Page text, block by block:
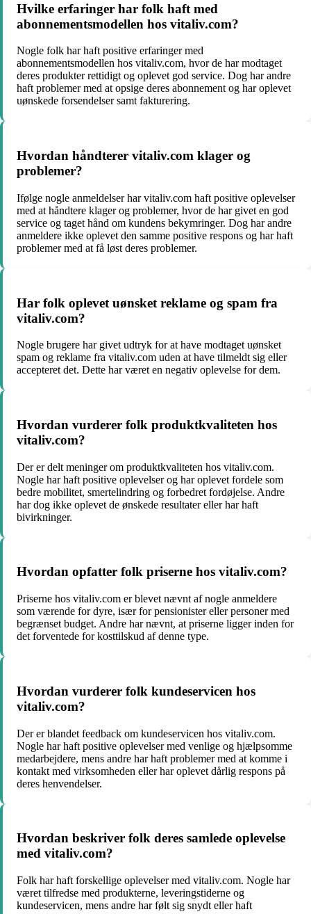
Hvilke erfaringer har folk haft med
abonnementsmodellen hos vitaliv.com?
Nogle folk har haft positive erfaringer med
abonnementsmodellen hos vitaliv.com, hvor de har modtaget
deres produkter rettidigt og oplevet god service. Dog har andre
haft problemer med at opsige deres abonnement og har oplevet
uønskede forsendelser samt fakturering.
Hvordan håndterer vitaliv.com klager og
problemer?
Ifølge nogle anmeldelser har vitaliv.com haft positive oplevelser
med at håndtere klager og problemer, hvor de har givet en god
service og taget hånd om kundens bekymringer. Dog har andre
anmeldere ikke oplevet den samme positive respons og har haft
problemer med at få løst deres problemer.
Har folk oplevet uønsket reklame og spam fra
vitaliv.com?
Nogle brugere har givet udtryk for at have modtaget uønsket
spam og reklame fra vitaliv.com uden at have tilmeldt sig eller
accepteret det. Dette har været en negativ oplevelse for dem.
Hvordan vurderer folk produktkvaliteten hos
vitaliv.com?
Der er delt meninger om produktkvaliteten hos vitaliv.com.
Nogle har haft positive oplevelser og har oplevet fordele som
bedre mobilitet, smertelindring og forbedret fordøjelse. Andre
har dog ikke oplevet de ønskede resultater eller har haft
bivirkninger.
Hvordan opfatter folk priserne hos vitaliv.com?
Priserne hos vitaliv.com er blevet nævnt af nogle anmeldere
som værende for dyre, især for pensionister eller personer med
begrænset budget. Andre har nævnt, at priserne ligger inden for
det forventede for kosttilskud af denne type.
Hvordan vurderer folk kundeservicen hos
vitaliv.com?
Der er blandet feedback om kundeservicen hos vitaliv.com.
Nogle har haft positive oplevelser med venlige og hjælpsomme
medarbejdere, mens andre har haft problemer med at komme i
kontakt med virksomheden eller har oplevet dårlig respons på
deres henvendelser.
Hvordan beskriver folk deres samlede oplevelse
med vitaliv.com?
Folk har haft forskellige oplevelser med vitaliv.com. Nogle har
været tilfredse med produkterne, leveringstiderne og
kundeservicen, mens andre har følt sig snydt eller haft